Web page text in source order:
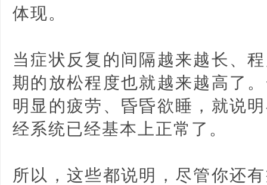
体现。
当症状反复的间隔越来越长、
期的放松程度也就越来越高了
明显的疲劳、昏昏欲睡，就说
经系统已经基本上正常了。
所以，这些都说明，尽管你还